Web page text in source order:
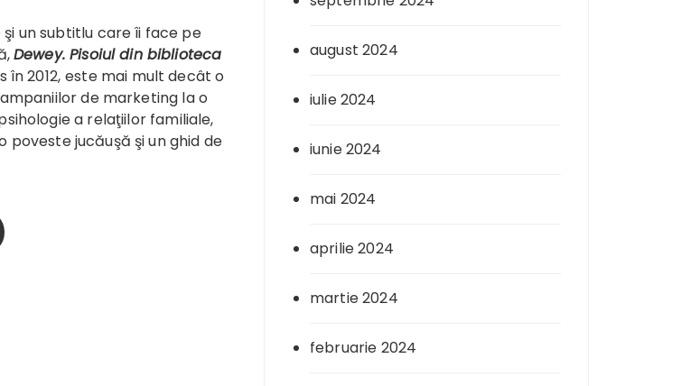
un subtitlu care îi face pe
Dewey. Pisoiul din biblioteca
2012, este mai mult decât o
de marketing la o
a relaţiilor familiale,
jucăuşă şi un ghid de
august 2024
iulie 2024
iunie 2024
mai 2024
aprilie 2024
martie 2024
februarie 2024